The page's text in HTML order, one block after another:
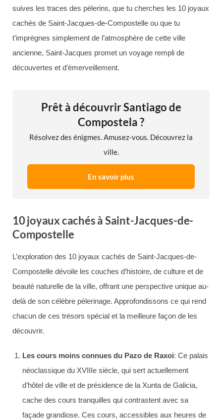
suives les traces des pèlerins, que tu cherches les 10 joyaux
cachés de Saint-Jacques-de-Compostelle ou que tu
t’imprègnes simplement de l’atmosphère de cette ville
ancienne, Saint-Jacques promet un voyage rempli de
découvertes et d’émerveillement.
Prêt à découvrir Santiago de
Compostela ?
Résolvez des énigmes. Amusez-vous. Découvrez la
ville.
En savoir plus
10 joyaux cachés à Saint-Jacques-de-
Compostelle
L’exploration des 10 joyaux cachés de Saint-Jacques-de-
Compostelle dévoile les couches d’histoire, de culture et de
beauté naturelle de la ville, offrant une perspective unique au-
delà de son célèbre pèlerinage. Approfondissons ce qui rend
chacun de ces trésors spécial et la meilleure façon de les
découvrir.
Les cours moins connues du Pazo de Raxoi: Ce palais
néoclassique du XVIIIe siècle, qui sert actuellement
d’hôtel de ville et de présidence de la Xunta de Galicia,
cache des cours tranquilles qui contrastent avec sa
façade grandiose. Ces cours, accessibles aux heures de